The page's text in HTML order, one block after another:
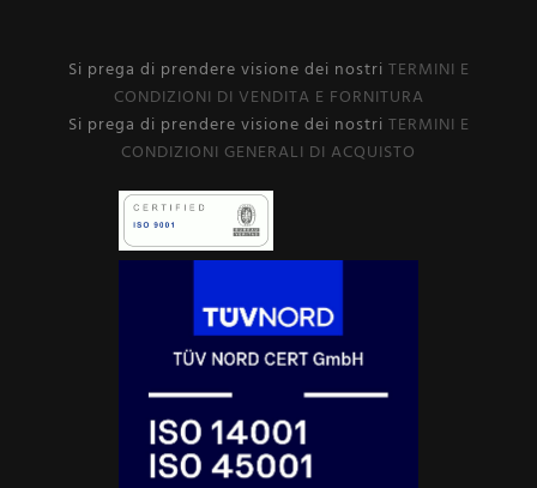
Si prega di prendere visione dei nostri TERMINI E
CONDIZIONI DI VENDITA E FORNITURA
Si prega di prendere visione dei nostri TERMINI E
CONDIZIONI GENERALI DI ACQUISTO